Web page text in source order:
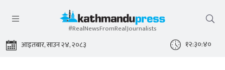
#RealNewsFromRealJournalists
आइतबार, साउन २४, २०८३ १२:३०:४१